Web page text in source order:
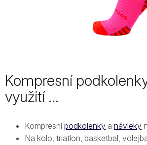
Kompresní
využití ...
Kompresní podkolenky a návleky
Na kolo, triatlon, basketbal,